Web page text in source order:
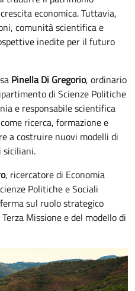
economica. Tuttavia,
comunità scientifica e
inedite per il futuro
Pinella Di Gregorio, ordinario
di Scienze Politiche
e responsabile scientifica
ricerca, formazione e
a costruire nuovi modelli di
siciliani.
, ricercatore di Economia
Politiche e Sociali
sul ruolo strategico
Missione e del modello di